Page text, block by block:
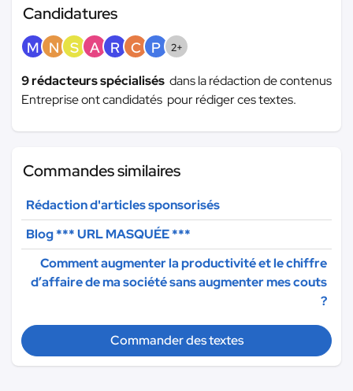
Candidatures
M N S A R C P 2+
9 rédacteurs spécialisés dans la rédaction de contenus
Entreprise ont candidatés pour rédiger ces textes.
Commandes similaires
Rédaction d'articles sponsorisés
Blog*** URL MASQUÉE ***
Comment augmenter la productivité et le chiffre
d’affaire de ma société sans augmenter mes couts
?
Commander des textes